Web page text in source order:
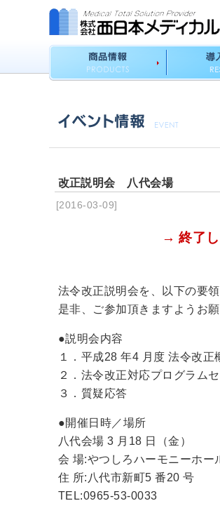
改正説明会 八代会場
[2016-03-09]
→ 終了
法令改正説明会を、以下の要領
是非、ご参加頂きますようお
●説明会内容
１．平成28 年4 月度 法令改
２．法令改正対応プログラム
３．質疑応答
●開催日時／場所
八代会場 3 月18 日（金）
会 場:やつしろハーモニーホ
住 所:八代市新町5 番20 号
TEL:0965-53-0033